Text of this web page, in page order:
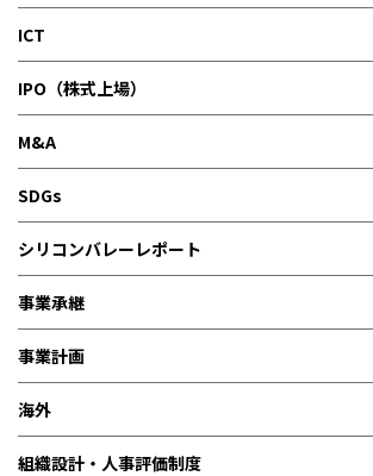
ICT
IPO（株式上場）
M&A
SDGs
シリコンバレーレポート
事業承継
事業計画
海外
組織設計・人事評価制度